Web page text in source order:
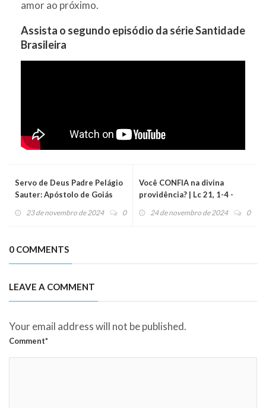
amor ao próximo.
Assista o segundo episódio da série Santidade
Brasileira
Servo de Deus Padre Pelágio
Sauter: Apóstolo de Goiás
23 de novembro de 2024 0
Você CONFIA na divina
providência? | Lc 21, 1-4 -
24 de novembro de 2024 0
0 COMMENTS
LEAVE A COMMENT
Your email address will not be published.
Comment*